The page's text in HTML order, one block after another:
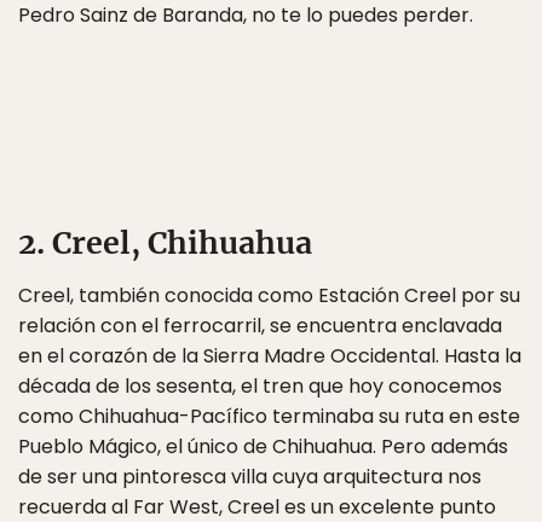
Pedro Sainz de Baranda, no te lo puedes perder.
2. Creel, Chihuahua
Creel, también conocida como Estación Creel por su
relación con el ferrocarril, se encuentra enclavada
en el corazón de la Sierra Madre Occidental. Hasta la
década de los sesenta, el tren que hoy conocemos
como Chihuahua-Pacífico terminaba su ruta en este
Pueblo Mágico, el único de Chihuahua. Pero además
de ser una pintoresca villa cuya arquitectura nos
recuerda al Far West, Creel es un excelente punto